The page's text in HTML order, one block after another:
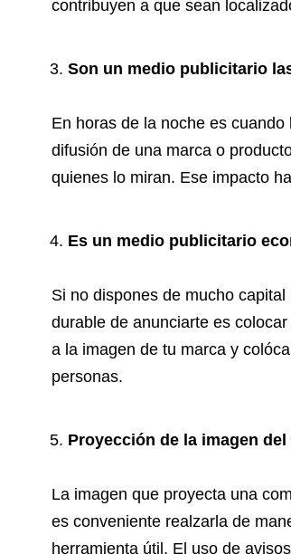
contribuyen a que sean
Son un medio publicitario
En horas de la noche es cuando
difusión de una marca o
quienes lo miran. Ese impacto
Es un medio publicitario
Si no dispones de mucho
durable de anunciarte es
a la imagen de tu marca y
personas.
Proyección de la imagen
La imagen que proyecta una
es conveniente realzarla de
herramienta útil. El uso de